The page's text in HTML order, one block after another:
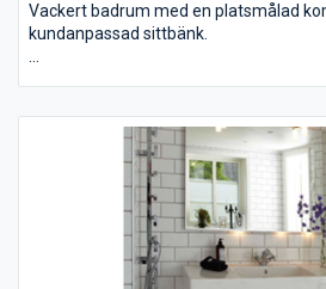
Vackert badrum med en platsmålad
kundanpassad sittbänk.
porslin och knopparna i krom.